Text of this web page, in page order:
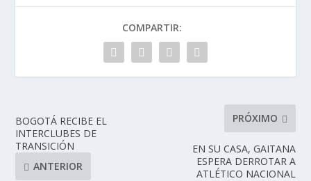
COMPARTIR:
BOGOTÁ RECIBE EL
INTERCLUBES DE
TRANSICIÓN
ANTERIOR
PRÓXIMO
EN SU CASA, GAITANA
ESPERA DERROTAR A
ATLÉTICO NACIONAL